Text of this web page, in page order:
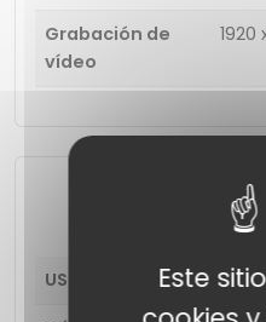
Grabación de
vídeo
1920
Funciones
USB
micro
Este